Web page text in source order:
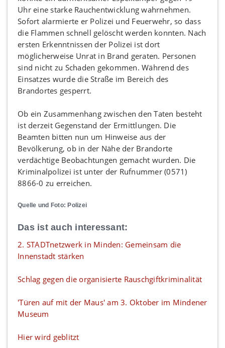
Uhr eine starke Rauchentwicklung wahrnehmen.
Sofort alarmierte er Polizei und Feuerwehr, so dass
die Flammen schnell gelöscht werden konnten. Nach
ersten Erkenntnissen der Polizei ist dort
möglicherweise Unrat in Brand geraten. Personen
sind nicht zu Schaden gekommen. Während des
Einsatzes wurde die Straße im Bereich des
Brandortes gesperrt.
Ob ein Zusammenhang zwischen den Taten besteht
ist derzeit Gegenstand der Ermittlungen. Die
Beamten bitten nun um Hinweise aus der
Bevölkerung, ob in der Nähe der Brandorte
verdächtige Beobachtungen gemacht wurden. Die
Kriminalpolizei ist unter der Rufnummer (0571)
8866-0 zu erreichen.
Quelle und Foto: Polizei
Das ist auch interessant:
2. STADTnetzwerk in Minden: Gemeinsam die
Innenstadt stärken
Schlag gegen die organisierte Rauschgiftkriminalität
'Türen auf mit der Maus' am 3. Oktober im Mindener
Museum
Hier wird geblitzt